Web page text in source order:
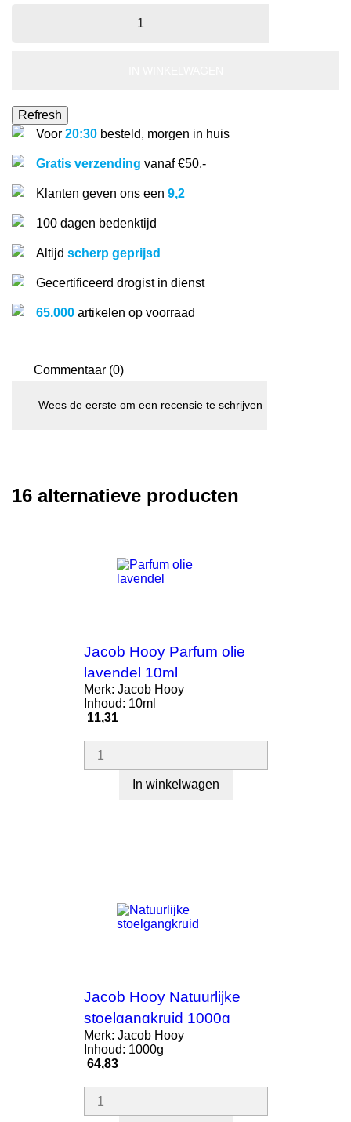
Voor 20:30 besteld, morgen in huis
Gratis verzending vanaf €50,-
Klanten geven ons een 9,2
100 dagen bedenktijd
Altijd scherp geprijsd
Gecertificeerd drogist in dienst
65.000 artikelen op voorraad
Commentaar (0)
Wees de eerste om een recensie te schrijven
16 alternatieve producten
Jacob Hooy Parfum olie
lavendel 10ml
Merk: Jacob Hooy
Inhoud: 10ml
Prijs
11,31
In winkelwagen
Jacob Hooy Natuurlijke
stoelgangkruid 1000g
Merk: Jacob Hooy
Inhoud: 1000g
Prijs
64,83